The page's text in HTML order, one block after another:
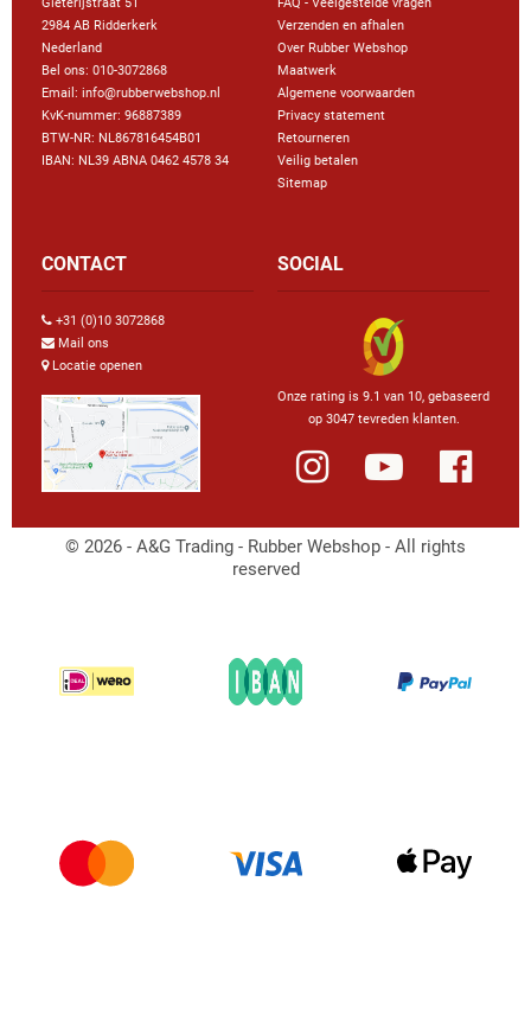
2984 AB Ridderkerk
Nederland
Bel ons: 010-3072868
Email: info@rubberwebshop.nl
KvK-nummer: 96887389
BTW-NR: NL867816454B01
IBAN: NL39 ABNA 0462 4578 34
Verzenden en afhalen
Over Rubber Webshop
Maatwerk
Algemene voorwaarden
Privacy statement
Retourneren
Veilig betalen
Sitemap
CONTACT
+31 (0)10 3072868
Mail ons
Locatie openen
SOCIAL
Onze rating is 9.1 van 10, gebaseerd
op 3047 tevreden klanten.
© 2026 - A&G Trading - Rubber Webshop - All rights
reserved